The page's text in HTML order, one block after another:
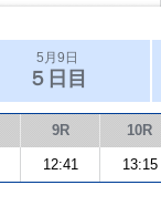
5月9日
５日目
9R 10R
12:41 13:15